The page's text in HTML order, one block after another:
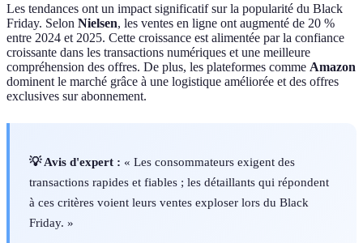
Les tendances ont un impact significatif sur la popularité du Black
Friday. Selon Nielsen, les ventes en ligne ont augmenté de 20 %
entre 2024 et 2025. Cette croissance est alimentée par la confiance
croissante dans les transactions numériques et une meilleure
compréhension des offres. De plus, les plateformes comme Amazon
dominent le marché grâce à une logistique améliorée et des offres
exclusives sur abonnement.
💡 Avis d'expert : « Les consommateurs exigent des
transactions rapides et fiables ; les détaillants qui répondent
à ces critères voient leurs ventes exploser lors du Black
Friday. »